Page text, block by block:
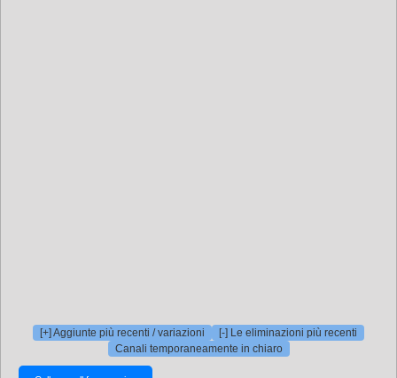
[+] Aggiunte più recenti / variazioni
[-] Le eliminazioni più recenti
Canali temporaneamente in chiaro